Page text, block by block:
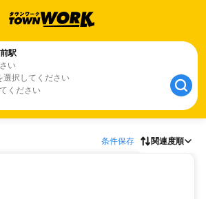
駅
い
選択してください
ください
条件保存 関連度順